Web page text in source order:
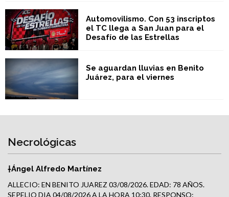
Automovilismo. Con 53 inscriptos
el TC llega a San Juan para el
Desafío de las Estrellas
Se aguardan lluvias en Benito
Juárez, para el viernes
Necrológicas
†Ángel Alfredo Martínez
ALLECIO: EN BENITO JUAREZ 03/08/2026. EDAD: 78 AÑOS.
SEPELIO DIA 04/08/2026 A LA HORA 10:30. RESPONSO: